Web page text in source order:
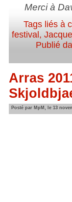
Merci à
Tags liés à
festival ,
Publié
Arras
Posté par MpM, le 13